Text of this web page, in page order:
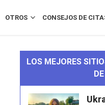
OTROS CONSEJOS DE
LOS MEJORES